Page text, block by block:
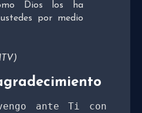
Dios los ha
por medio
ante Ti con